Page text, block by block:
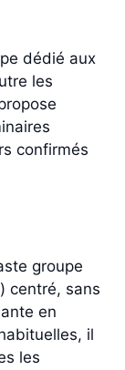
dédié aux
les
confirmés
groupe
centré, sans
en
il
les